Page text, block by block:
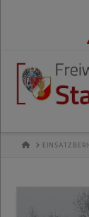
HOME